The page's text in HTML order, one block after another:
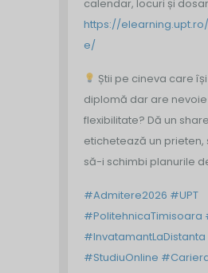
calendar, locuri și
https://
e/
Știi pe cineva care
diplomă dar are
flexibilitate? Dă un
etichetează un
să-i schimbi planurile
#Admitere2026 #UPT
#PolitehnicaTimisoara
#InvatamantLaDistanta
#StudiuOnline